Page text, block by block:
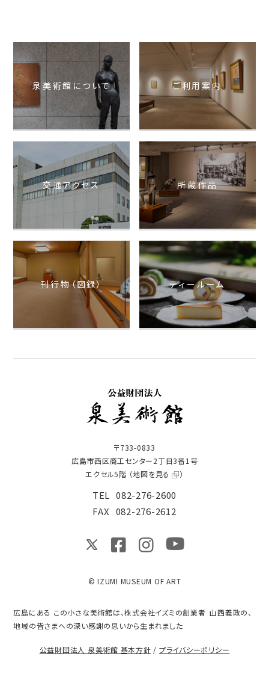
泉美術館について ご利用案内
交通アクセス 所蔵作品
刊行物（図録） ティールーム
〒733-0833
広島市西区商工センター2丁目3番1号
エクセル5階 （地図を見る ）
TEL 082-276-2600
FAX 082-276-2612
© IZUMI MUSEUM OF ART
広島にある この小さな美術館は、株式会社イズミの創業者 山西義政の、
地域の皆さまへの深い感謝の思いから生まれました
公益財団法人 泉美術館 基本方針 / プライバシーポリシー